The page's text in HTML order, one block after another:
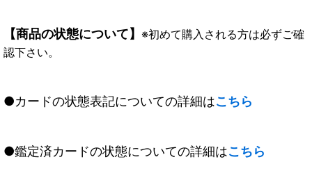
【商品の状態について】 ※初めて購入される方は必ずご確
認下さい。
●カードの状態表記についての詳細はこちら
●鑑定済カードの状態についての詳細はこちら